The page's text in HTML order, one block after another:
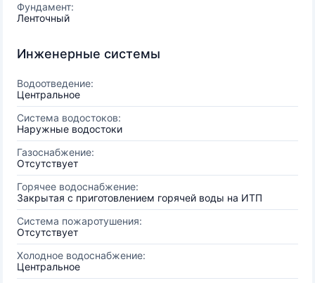
Фундамент:
Ленточный
Инженерные системы
Водоотведение:
Центральное
Система водостоков:
Наружные водостоки
Газоснабжение:
Отсутствует
Горячее водоснабжение:
Закрытая с приготовлением горячей воды на ИТП
Система пожаротушения:
Отсутствует
Холодное водоснабжение:
Центральное